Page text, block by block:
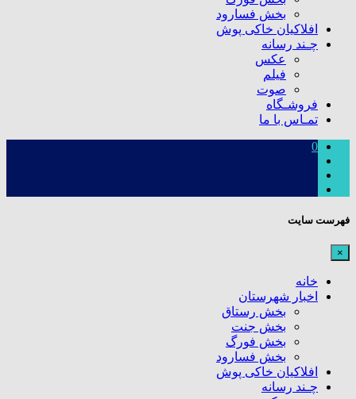
بخش فسارود
افلاکیان خاکی پوش
چـند رسانه
عکس
فیلم
صوت
فروشـگاه
تمـاس با ما
0
فهرست سایت
×
خانه
اخبار شهرستان
بخش رستاق
بخش جنت
بخش فورگ
بخش فسارود
افلاکیان خاکی پوش
چـند رسانه